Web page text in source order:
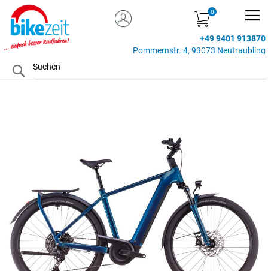
MEIN KONTO
+49 9401 913870
Pommernstr. 4, 93073 Neutraubling
Search